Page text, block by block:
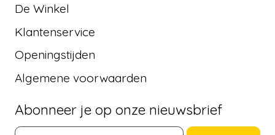
De Winkel
Klantenservice
Openingstijden
Algemene voorwaarden
Abonneer je op onze nieuwsbrief